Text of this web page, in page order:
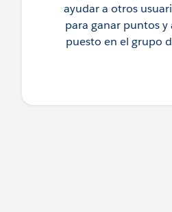
ayudar a otros
para ganar puntos y
puesto en el grupo